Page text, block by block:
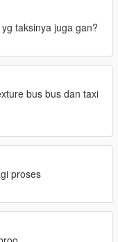
indonesia
benz company
THIS MOD --->
taksinya juga gan?
bus bus dan taxi
proses